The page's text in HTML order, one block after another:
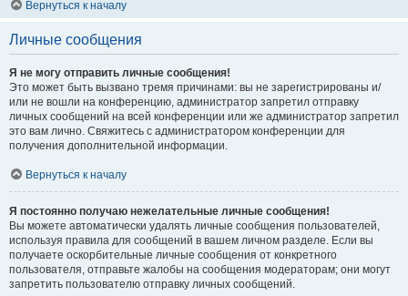
Вернуться к началу
Личные сообщения
Я не могу отправить личные сообщения!
Это может быть вызвано тремя причинами: вы не зарегистрированы и/
или не вошли на конференцию, администратор запретил отправку
личных сообщений на всей конференции или же администратор запретил
это вам лично. Свяжитесь с администратором конференции для
получения дополнительной информации.
Вернуться к началу
Я постоянно получаю нежелательные личные сообщения!
Вы можете автоматически удалять личные сообщения пользователей,
используя правила для сообщений в вашем личном разделе. Если вы
получаете оскорбительные личные сообщения от конкретного
пользователя, отправьте жалобы на сообщения модераторам; они могут
запретить пользователю отправку личных сообщений.